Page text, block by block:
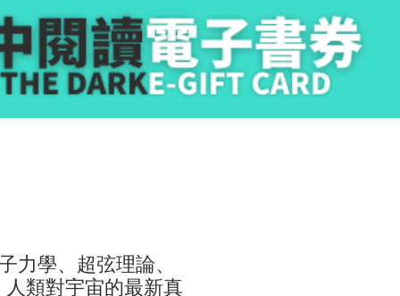
力學、超弦理論、
人類對宇宙的最新真